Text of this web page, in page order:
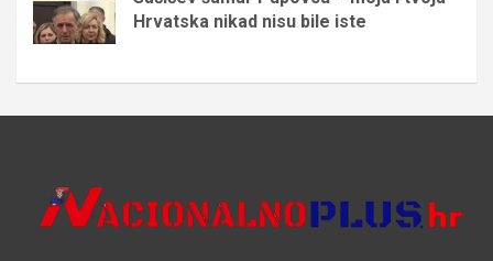
Hrvatska nikad nisu bile iste